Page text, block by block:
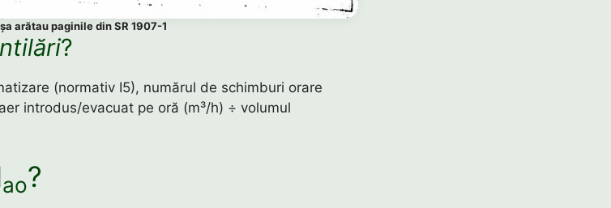
arătau paginile din SR 1907-1
?
(normativ I5), numărul de schimburi orare
introdus/evacuat pe oră (m³/h) ÷ volumul
ao?